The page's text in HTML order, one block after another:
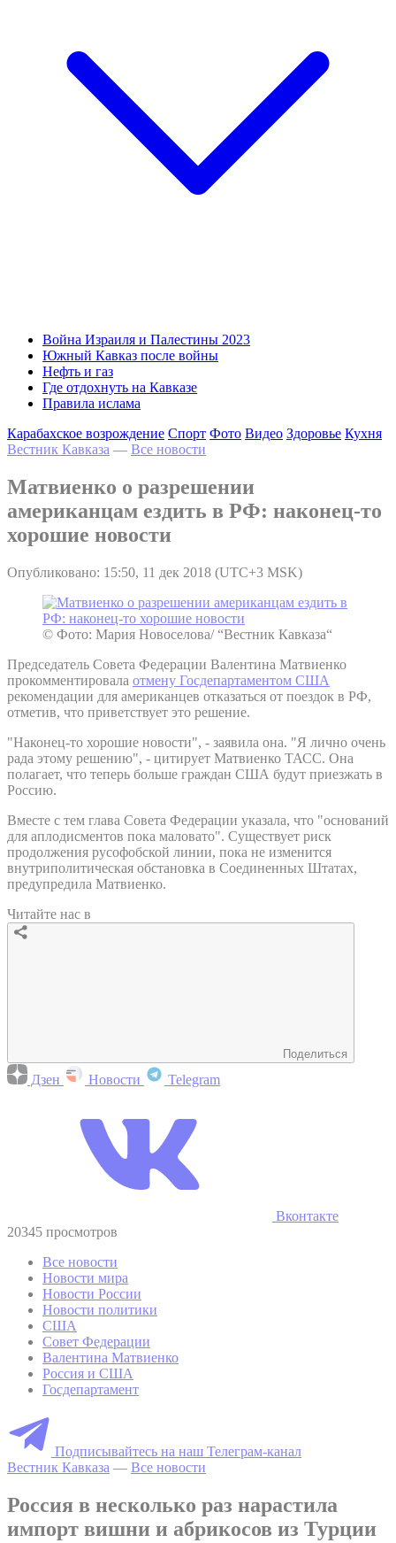
Война Израиля и Палестины 2023
Южный Кавказ после войны
Нефть и газ
Где отдохнуть на Кавказе
Правила ислама
Карабахское возрождение Спорт Фото Видео Здоровье Кухня
Вестник Кавказа — Все новости
Матвиенко о разрешении
американцам ездить в РФ: наконец-то
хорошие новости
Опубликовано: 15:50, 11 дек 2018 (UTC+3 MSK)
© Фото: Мария Новоселова/ “Вестник Кавказа“
Председатель Совета Федерации Валентина Матвиенко
прокомментировала отмену Госдепартаментом США
рекомендации для американцев отказаться от поездок в РФ,
отметив, что приветствует это решение.
"Наконец-то хорошие новости", - заявила она. "Я лично очень
рада этому решению", - цитирует Матвиенко ТАСС. Она
полагает, что теперь больше граждан США будут приезжать в
Россию.
Вместе с тем глава Совета Федерации указала, что "оснований
для аплодисментов пока маловато". Существует риск
продолжения русофобской линии, пока не изменится
внутриполитическая обстановка в Соединенных Штатах,
предупредила Матвиенко.
Читайте нас в
Поделиться
Дзен Новости Telegram
Вконтакте
20345 просмотров
Все новости
Новости мира
Новости России
Новости политики
США
Совет Федерации
Валентина Матвиенко
Россия и США
Госдепартамент
Подписывайтесь на наш Телеграм-канал
Вестник Кавказа — Все новости
Россия в несколько раз нарастила
импорт вишни и абрикосов из Турции